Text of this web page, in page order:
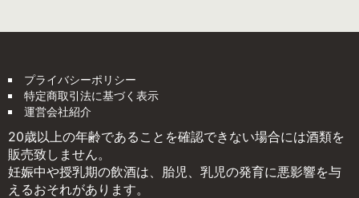
プライバシーポリシー
特定商取引法に基づく表示
運営会社紹介
20歳以上の年齢であることを確認できない場合には酒類を
販売致しません。
妊娠中や授乳期の飲酒は、胎児、乳児の発育に悪影響を与
えるおそれがあります。